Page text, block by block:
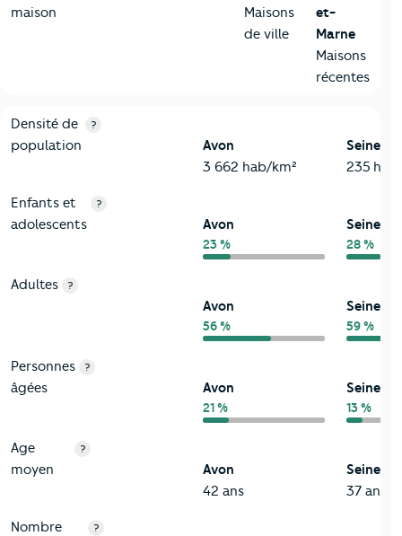
maison
Maisons
de ville
et-
Marne
Maisons
récentes
2-Habitants
Critères Avon
Densité de
population
?
Avon
3 662 hab/km²
Seine-
235
Enfants et
adolescents
?
Avon
23 %
Seine-
28 %
Adultes ?
Avon
56 %
Seine-
59 %
Personnes
âgées
?
Avon
21 %
Seine-
13 %
Age
moyen
?
Avon
42 ans
Seine-
37 ans
Nombre
?